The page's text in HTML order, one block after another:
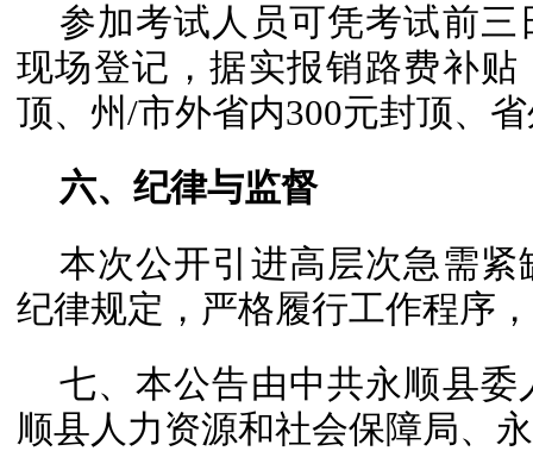
参加考试人员可凭考试前
现场登记，据实报销路费补
顶、州/市外省内300元封顶、
六、纪律与监督
本次公开引进高层次急需
纪律规定，严格履行工作程序
七、本公告由中共永顺县
顺县人力资源和社会保障局、